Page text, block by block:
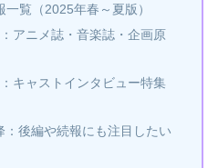
覧（2025年春～夏版）
アニメ誌・音楽誌・企画原
キャストインタビュー特集
：後編や続報にも注目したい